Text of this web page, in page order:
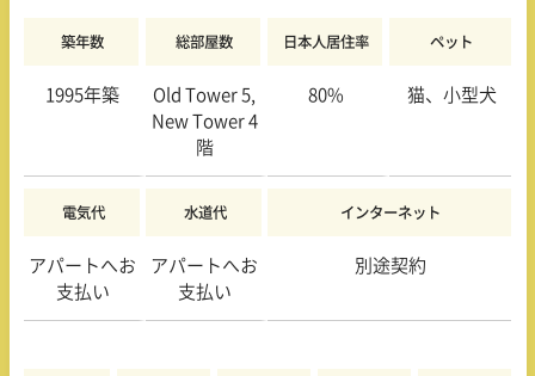
築年数 総部屋数 日本人居住率 ペット
1995年築
Old Tower 5,
New Tower 4
階
80% 猫、小型犬
電気代 水道代 インターネット
アパートへお
支払い
アパートへお
支払い
別途契約